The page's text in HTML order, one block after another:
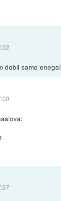
dobil samo enega!